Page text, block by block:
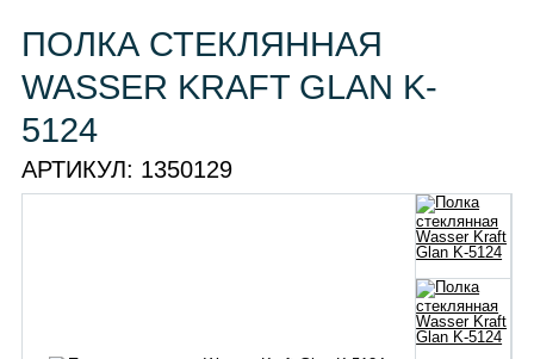
ПОЛКА СТЕКЛЯННАЯ
WASSER KRAFT GLAN K-
5124
АРТИКУЛ: 1350129